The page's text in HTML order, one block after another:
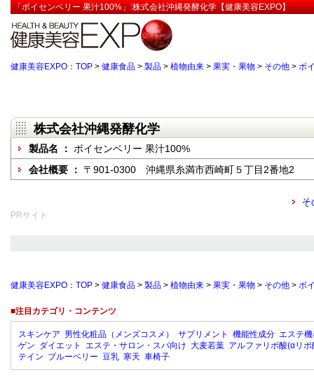
「ボイセンベリー 果汁100%」:株式会社沖縄発酵化学【健康美容EXPO】
健康美容EXPO：TOP > 健康食品 > 製品 > 植物由来 > 果実・果物 > その他 > ボ
株式会社沖縄発酵化学
製品名 ： ボイセンベリー 果汁100%
会社概要 ： 〒901-0300 沖縄県糸満市西崎町５丁目2番地2
そ
PRサイト
健康美容EXPO：TOP > 健康食品 > 製品 > 植物由来 > 果実・果物 > その他 > ボ
■注目カテゴリ・コンテンツ
スキンケア 男性化粧品（メンズコスメ） サプリメント 機能性成分 エステ
ゲン ダイエット エステ・サロン・スパ向け 大麦若葉 アルファリポ酸(αリポ
テイン ブルーベリー 豆乳 寒天 車椅子